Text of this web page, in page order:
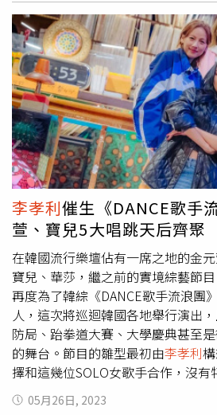
身材？原來她每天都不間斷地運動
是瑜珈狂熱者，已經學習瑜珈多年
做瑜珈，不但能維持更能雕塑身材
View this post on Instagram A post shared by 이효리
(@lee_hyolee)另外她也曾經在節
生食減肥，因為沒有烹煮過的食物
大量的纖維素，但不建議三餐都這
選一餐以生食減肥，像是吃沙拉，
蛋、瘦肉等等補充需要的優質蛋白
李孝利催生《DANCE歌手
萱、寶兒5大唱跳天后齊聚
在韓國流行樂壇佔有一席之地的金
寶兒、華莎，繼之前的實境綜藝節
再度為了韓綜《DANCE歌手流浪團
人，這次將巡迴韓國各地舉行演出
防局、跆拳道大賽、大學慶典甚至
的舞台。節目的雛型最初由李孝利
擇和這幾位SOLO女歌手合作，沒有
早不是為了做這檔節目才碰面的，
裡有哪些女歌手的聯繫方式，本來
05月26日, 2023